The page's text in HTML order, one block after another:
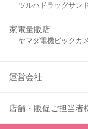
ツルハドラッグサン
家電量販店
ヤマダ電機ビックカ
運営会社
店舗・販促ご担当者